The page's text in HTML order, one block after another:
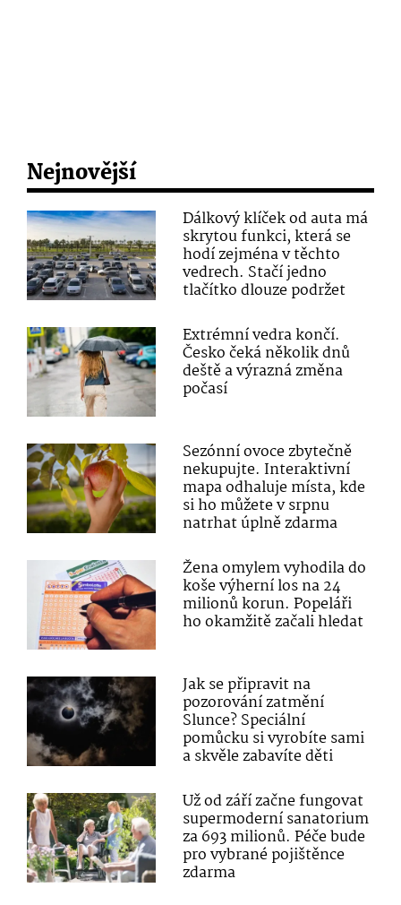
Nejnovější
Dálkový klíček od auta má
skrytou funkci, která se
hodí zejména v těchto
vedrech. Stačí jedno
tlačítko dlouze podržet
Extrémní vedra končí.
Česko čeká několik dnů
deště a výrazná změna
počasí
Sezónní ovoce zbytečně
nekupujte. Interaktivní
mapa odhaluje místa, kde
si ho můžete v srpnu
natrhat úplně zdarma
Žena omylem vyhodila do
koše výherní los na 24
milionů korun. Popeláři
ho okamžitě začali hledat
Jak se připravit na
pozorování zatmění
Slunce? Speciální
pomůcku si vyrobíte sami
a skvěle zabavíte děti
Už od září začne fungovat
supermoderní sanatorium
za 693 milionů. Péče bude
pro vybrané pojištěnce
zdarma